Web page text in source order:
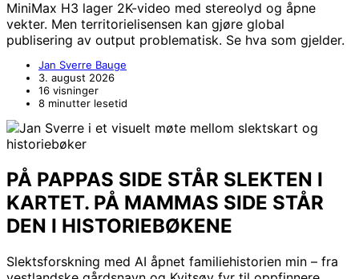
MiniMax H3 lager 2K-video med stereolyd og åpne
vekter. Men territorielisensen kan gjøre global
publisering av output problematisk. Se hva som gjelder.
Jan Sverre Bauge
3. august 2026
16 visninger
8 minutter lesetid
PÅ PAPPAS SIDE STÅR SLEKTEN I
KARTET. PÅ MAMMAS SIDE STÅR
DEN I HISTORIEBØKENE
Slektsforskning med AI åpnet familiehistorien min – fra